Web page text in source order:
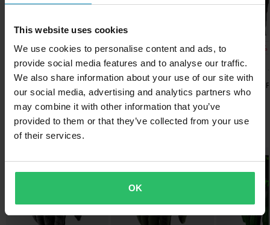
This website uses cookies
We use cookies to personalise content and ads, to
provide social media features and to analyse our traffic.
We also share information about your use of our site with
our social media, advertising and analytics partners who
may combine it with other information that you’ve
provided to them or that they’ve collected from your use
of their services.
OK
tarjoavat erinomaista ilmastointia ja joustavuutta
• Silikonisormipinnit parantamaan vivun hallintaa
Musta
Materiaali
Vuoritus
100% Silikoni
Ulkomateriaali
100% Clarino
S
125 x 175 x 20 mm
Yli 150€ tilaukset ovat maksuttomia. *Tämä ei sisällä ylisuuria
tuotteita
60 päivän palautusoikeus*
Sinulla on oikeus palauttaa tilauksesi 60 päivän sisällä.
Palautuksesta peritään mahdolliset kulut. *Palautusoikeus ei
koske henkilökohtaisesti räätälöityjä tai tilauksesta valmistettuja
tuotteita. Katso lisätietoja ja ehdot
Näytä kaikki FLY Racing tuotteet
69,99 € -56%
Lasten Haalarihousut FLY
Racing AURORA
360,99 € -28%
Crossikypärä FLY Racing
Formula CC Objective
61,99 € -40%
Lasten Housut
Aurora
Suosikit kategoriassa Hanskat